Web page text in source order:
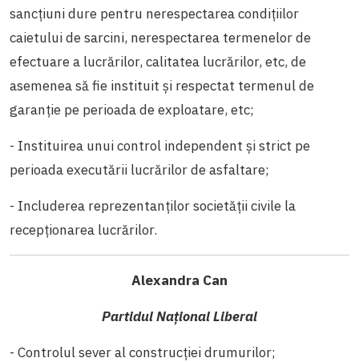
sancţiuni dure pentru nerespectarea condiţiilor
caietului de sarcini, nerespectarea termenelor de
efectuare a lucrărilor, calitatea lucrărilor, etc, de
asemenea să fie instituit şi respectat termenul de
garanţie pe perioada de exploatare, etc;
- Instituirea unui control independent şi strict pe
perioada executării lucrărilor de asfaltare;
- Includerea reprezentanţilor societăţii civile la
recepţionarea lucrărilor.
Alexandra Can
Partidul Naţional Liberal
- Controlul sever al construcției drumurilor;